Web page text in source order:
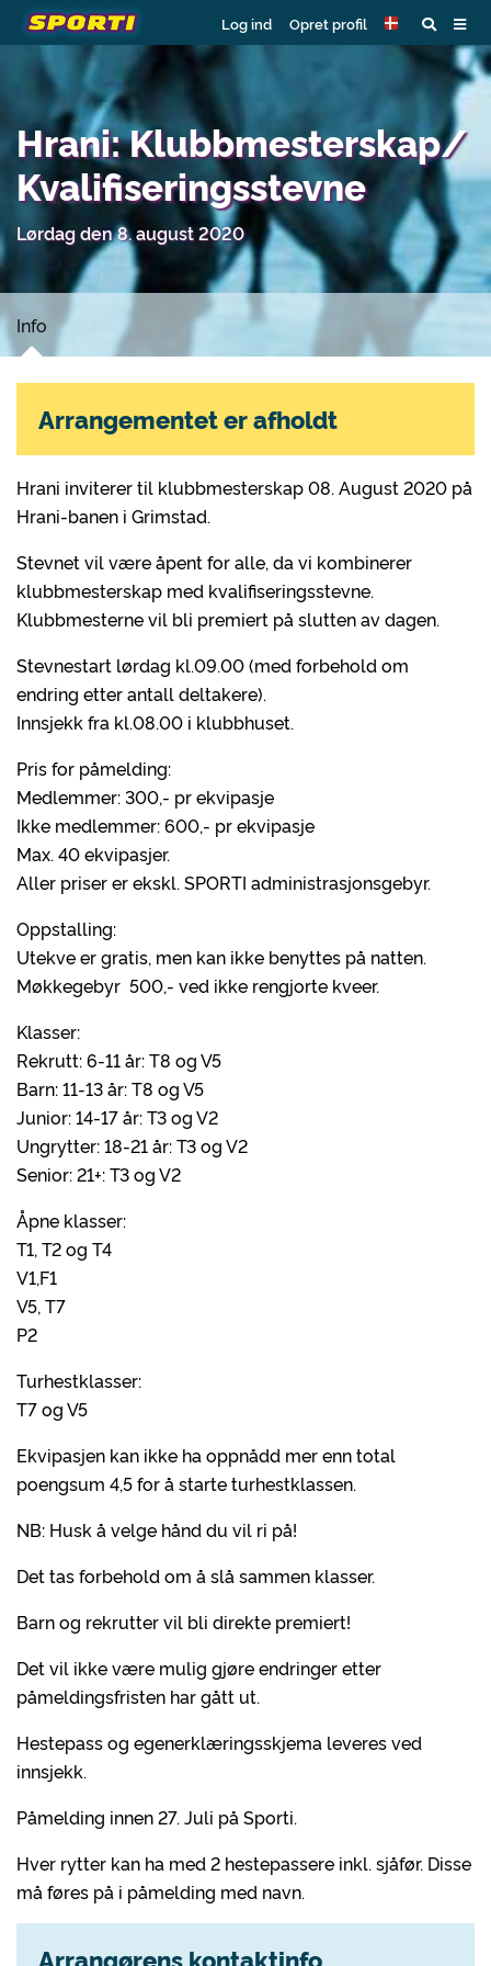
Log ind Opret profil
Hrani: Klubbmesterskap/
Kvalifiseringsstevne
Lørdag den 8. august 2020
Info
Hrani inviterer til klubbmesterskap 08. August 2020 på
Hrani-banen i Grimstad.
Stevnet vil være åpent for alle, da vi kombinerer
klubbmesterskap med kvalifiseringsstevne.
Klubbmesterne vil bli premiert på slutten av dagen.
Stevnestart lørdag kl.09.00 (med forbehold om
endring etter antall deltakere).
Innsjekk fra kl.08.00 i klubbhuset.
Pris for påmelding:
Medlemmer: 300,- pr ekvipasje
Ikke medlemmer: 600,- pr ekvipasje
Max. 40 ekvipasjer.
Aller priser er ekskl. SPORTI administrasjonsgebyr.
Oppstalling:
Utekve er gratis, men kan ikke benyttes på natten.
Møkkegebyr 500,- ved ikke rengjorte kveer.
Klasser:
Rekrutt: 6-11 år: T8 og V5
Barn: 11-13 år: T8 og V5
Junior: 14-17 år: T3 og V2
Ungrytter: 18-21 år: T3 og V2
Senior: 21+: T3 og V2
Åpne klasser:
T1, T2 og T4
V1,F1
V5, T7
P2
Turhestklasser:
T7 og V5
Ekvipasjen kan ikke ha oppnådd mer enn total
poengsum 4,5 for å starte turhestklassen.
NB: Husk å velge hånd du vil ri på!
Det tas forbehold om å slå sammen klasser.
Barn og rekrutter vil bli direkte premiert!
Det vil ikke være mulig gjøre endringer etter
påmeldingsfristen har gått ut.
Hestepass og egenerklæringsskjema leveres ved
innsjekk.
Påmelding innen 27. Juli på Sporti.
Hver rytter kan ha med 2 hestepassere inkl. sjåfør. Disse
må føres på i påmelding med navn.
Arrangørens kontaktinfo
Arrangementet er afholdt